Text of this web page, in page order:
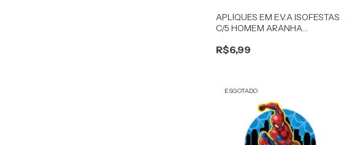
APLIQUES EM E.V.A ISOFESTAS
C/5 HOMEM ARANHA
R$6,99
ESGOTADO